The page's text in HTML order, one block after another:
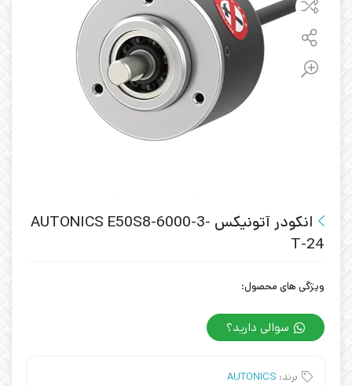
انکودر آتونیکس AUTONICS E50S8-6000-3-
T-24
ویژگی های محصول:
سوالی دارید؟
برند: AUTONICS